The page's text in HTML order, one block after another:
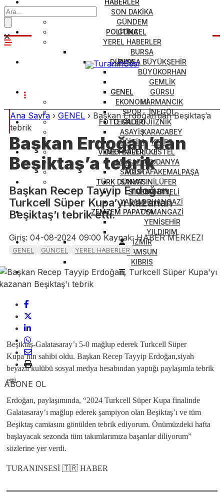
HABERLER
SON DAKİKA
GÜNDEM
GÜNCEL
YEREL HABERLER
BURSA
BURSA BÜYÜKŞEHİR
BÜYÜKORHAN
GEMLİK
GÜRSU
HARMANCIK
İNEGÖL
İZNİK
KARACABEY
KELES
KESTEL
MUDANYA
MUSTAFAKEMALPAŞA
NİLÜFER
ORHANELİ
ORHANGAZİ
OSMANGAZİ
YENİŞEHİR
YILDIRIM
İZMİR
SAMSUN
KIBRIS
POLİTİKA
DÜNYA
GENEL
EKONOMİ
SPOR
TEKNOLOJİ
ASAYİŞ
EĞİTİM
METEOROLOJİ
MAGAZİN
SAĞLIK
SANAT
SİNEMA
YAŞAM
FOTO GALERİ
VİDEO GALERİ
TÜRK DÜNYASI
ZEMZEM PAPATYA
Ana Sayfa › GENEL › Başkan Erdoğan’dan Beşiktaş’a
tebrik
Başkan Erdoğan’dan
Beşiktaş’a tebrik
Başkan Recep Tayyip Erdoğan,
Turkcell Süper Kupa’yı kazanan
Beşiktaş’ı tebrik etti.
Giriş: 04-08-2024 09:00 Kaynak: HABER MERKEZI
GENEL GÜNCEL YEREL HABERLER
ABONE OL
Beşiktaş-Galatasaray’ı 5-0 mağlup ederek Turkcell Süper
Kupa’nın sahibi oldu. Başkan Recep Tayyip Erdoğan,siyah
beyazlı kulübü sosyal medya hesabından yaptığı paylaşımla tebrik
etti.
Erdoğan, paylaşımında, “2024 Turkcell Süper Kupa finalinde
Galatasaray’ı mağlup ederek şampiyon olan Beşiktaş’ı ve tüm
Beşiktaş camiasını gönülden tebrik ediyorum. Önümüzdeki hafta
başlayacak sezonda tüm takımlarımıza başarılar diliyorum”
sözlerine yer verdi.
TURANINSESİ 🇹🇷 HABER